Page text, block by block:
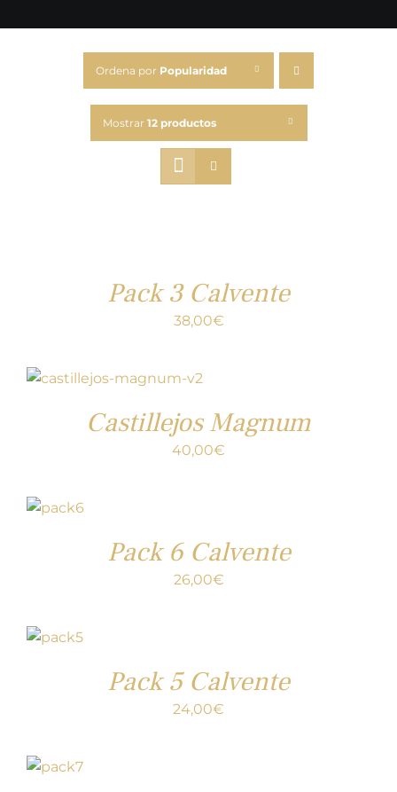
Ordena por Popularidad
Mostrar 12 productos
Pack 3 Calvente
38,00€
Castillejos Magnum
40,00€
Pack 6 Calvente
26,00€
Pack 5 Calvente
24,00€